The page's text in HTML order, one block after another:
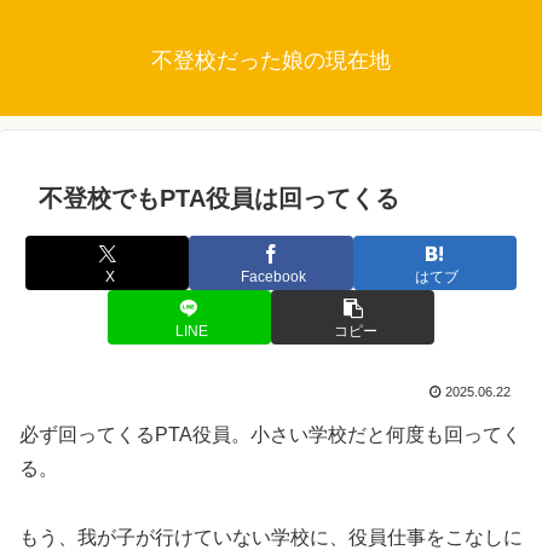
不登校だった娘の現在地
不登校でもPTA役員は回ってくる
X Facebook はてブ
LINE コピー
2025.06.22
必ず回ってくるPTA役員。小さい学校だと何度も回ってく
る。
もう、我が子が行けていない学校に、役員仕事をこなしに